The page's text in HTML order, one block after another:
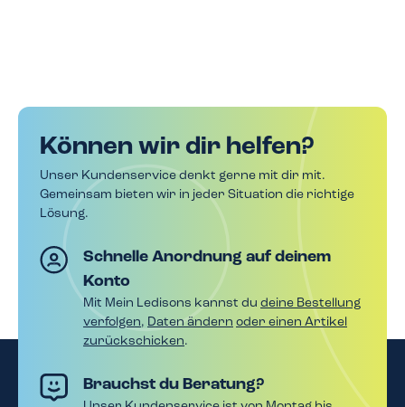
Können wir dir helfen?
Unser Kundenservice denkt gerne mit dir mit.
Gemeinsam bieten wir in jeder Situation die richtige
Lösung.
Schnelle Anordnung auf deinem
Konto
Mit Mein Ledisons kannst du deine Bestellung
verfolgen, Daten ändern oder einen Artikel
zurückschicken.
Brauchst du Beratung?